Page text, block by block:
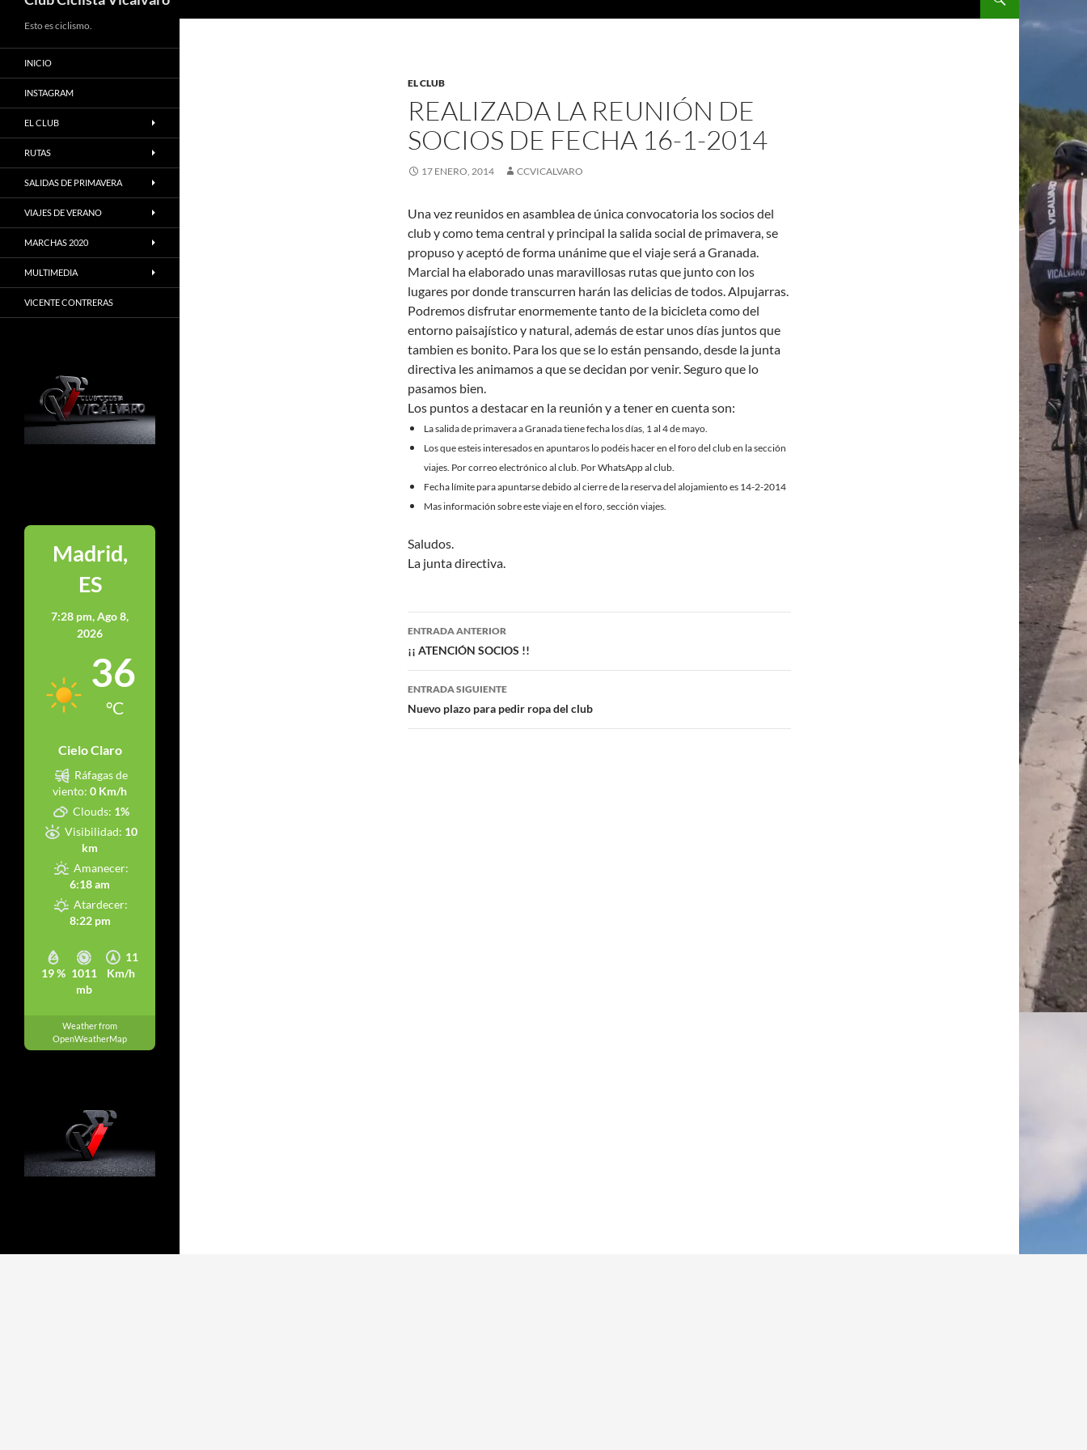
EL CLUB
REALIZADA LA REUNIÓN DE
SOCIOS DE FECHA 16-1-2014
17 ENERO, 2014 CCVICALVARO
Una vez reunidos en asamblea de única convocatoria los socios del
club y como tema central y principal la salida social de primavera, se
propuso y aceptó de forma unánime que el viaje será a Granada.
Marcial ha elaborado unas maravillosas rutas que junto con los
lugares por donde transcurren harán las delicias de todos. Alpujarras.
Podremos disfrutar enormemente tanto de la bicicleta como del
entorno paisajístico y natural, además de estar unos días juntos que
tambien es bonito. Para los que se lo están pensando, desde la junta
directiva les animamos a que se decidan por venir. Seguro que lo
pasamos bien.
Los puntos a destacar en la reunión y a tener en cuenta son:
La salida de primavera a Granada tiene fecha los días, 1 al 4 de mayo.
Los que esteis interesados en apuntaros lo podéis hacer en el foro del club en la sección
viajes. Por correo electrónico al club. Por WhatsApp al club.
Fecha límite para apuntarse debido al cierre de la reserva del alojamiento es 14-2-2014
Mas información sobre este viaje en el foro, sección viajes.
Saludos.
La junta directiva.
Navegación
de
entradas
ENTRADA ANTERIOR
¡¡ ATENCIÓN SOCIOS !!
ENTRADA SIGUIENTE
Nuevo plazo para pedir ropa del club
Esto es ciclismo.
INICIO
INSTAGRAM
EL CLUB
RUTAS
SALIDAS DE PRIMAVERA
VIAJES DE VERANO
MARCHAS 2020
MULTIMEDIA
VICENTE CONTRERAS
Madrid,
ES
7:28 pm,Ago 8,
2026
36
°C
Cielo Claro
19 % 1011
mb
11
Km/h
Ráfagas de
viento: 0 Km/h
Clouds: 1%
Visibilidad: 10
km
Amanecer:
6:18 am
Atardecer:
8:22 pm
Weather from
OpenWeatherMap